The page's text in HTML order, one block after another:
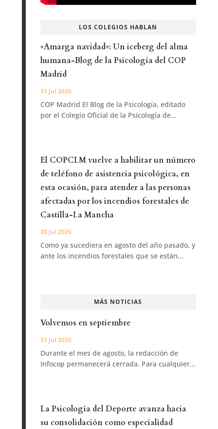
LOS COLEGIOS HABLAN
«Amarga navidad»: Un iceberg del alma
humana-Blog de la Psicología del COP
Madrid
31 Jul 2026
COP Madrid El Blog de la Psicología, editado
por el Colegio Oficial de la Psicología de...
El COPCLM vuelve a habilitar un número
de teléfono de asistencia psicológica, en
esta ocasión, para atender a las personas
afectadas por los incendios forestales de
Castilla-La Mancha
28 Jul 2026
Como ya sucediera en agosto del año pasado, y
ante los incendios forestales que se están...
MÁS NOTICIAS
Volvemos en septiembre
31 Jul 2026
Durante el mes de agosto, la redacción de
Infocop permanecerá cerrada. Para cualquier...
La Psicología del Deporte avanza hacia
su consolidación como especialidad